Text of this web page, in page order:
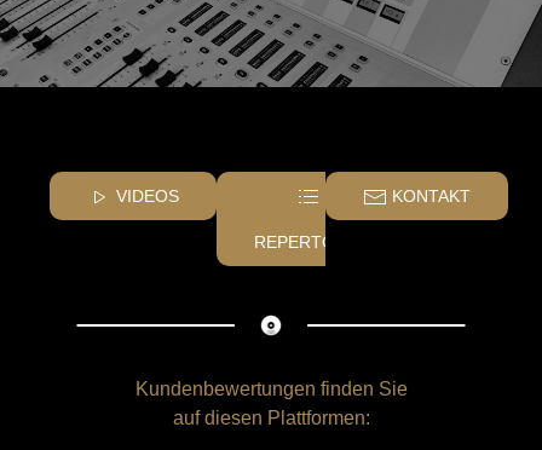
VIDEOS
REPERTOIRE
KONTAKT
Kundenbewertungen finden Sie
auf diesen Plattformen: